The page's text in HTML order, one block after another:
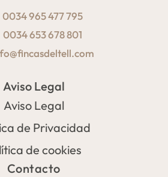
0034 965 477 795
0034 653 678 801
Aviso Legal
Aviso Legal
de Privacidad
de cookies
Contacto